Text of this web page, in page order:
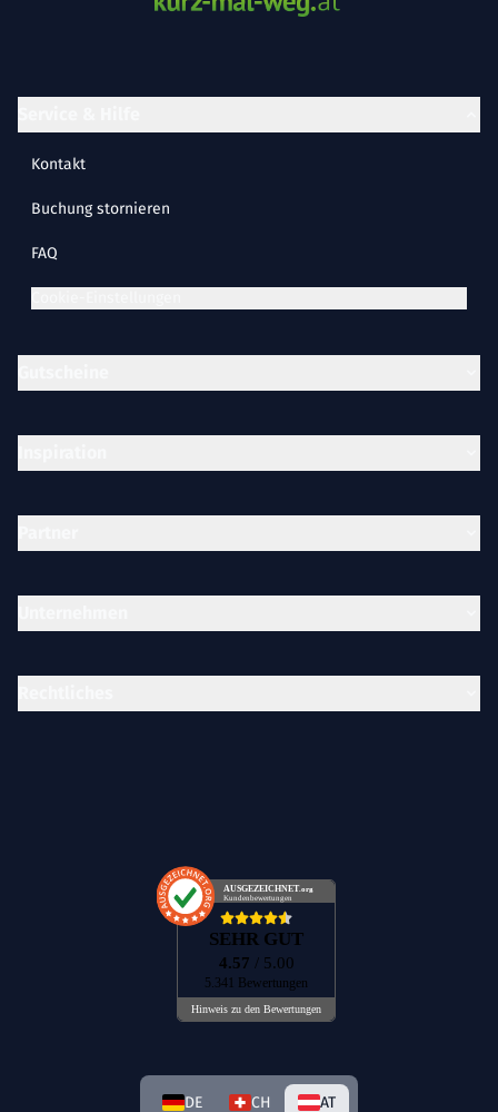
AUSGEZEICHNET.org
Kundenbewertungen
SEHR GUT
4.57 / 5.00
5.341 Bewertungen
Hinweis zu den Bewertungen
Kontakt
Buchung stornieren
FAQ
DE CH AT